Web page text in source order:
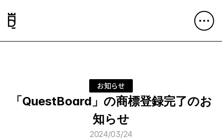
お知らせ
「QuestBoard」の商標登録完了のお
知らせ
2024/03/24